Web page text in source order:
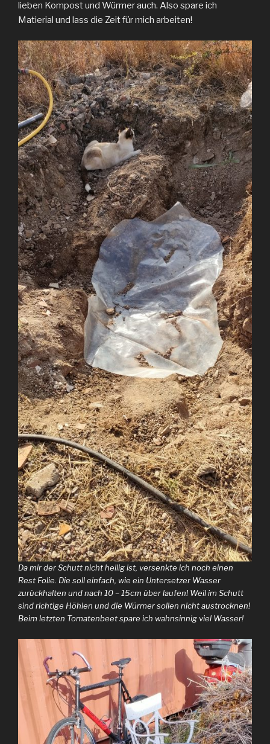
lieben Kompost und Würmer auch. Also spare ich
Matierial und lass die Zeit für mich arbeiten!
Da mir der Schutt nicht heilig ist, versenkte ich noch einen
Rest Folie. Die soll einfach, wie ein Untersetzer Wasser
zurückhalten und nach 10 – 15cm über laufen! Weil im Schutt
sind richtige Höhlen und die Würmer sollen nicht austrocknen!
Beim letzten Tomatenbeet spare ich wahnsinnig viel Wasser!